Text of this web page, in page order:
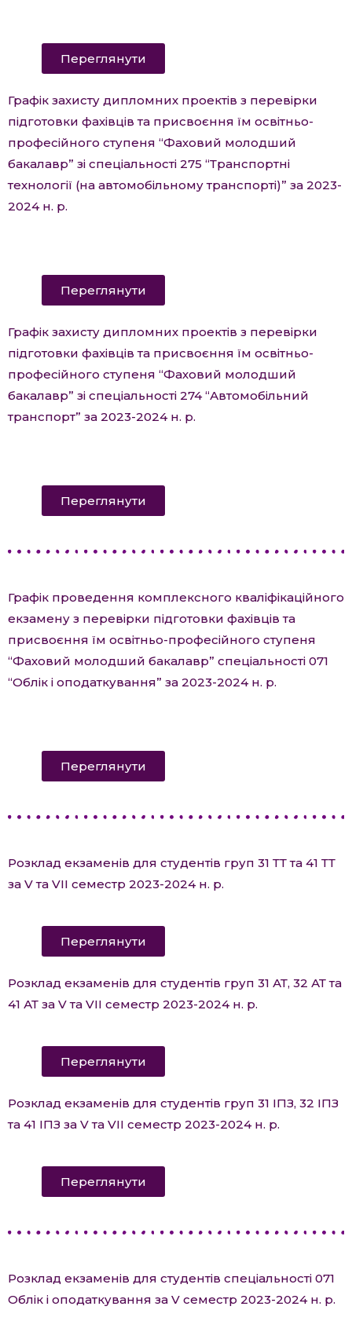
Переглянути
Графік захисту дипломних проектів з перевірки
підготовки фахівців та присвоєння їм освітньо-
професійного ступеня “Фаховий молодший
бакалавр” зі спеціальності 275 “Транспортні
технології (на автомобільному транспорті)” за 2023-
2024 н. р.
Переглянути
Графік захисту дипломних проектів з перевірки
підготовки фахівців та присвоєння їм освітньо-
професійного ступеня “Фаховий молодший
бакалавр” зі спеціальності 274 “Автомобільний
транспорт” за 2023-2024 н. р.
Переглянути
Графік проведення комплексного кваліфікаційного
екзамену з перевірки підготовки фахівців та
присвоєння їм освітньо-професійного ступеня
“Фаховий молодший бакалавр” спеціальності 071
“Облік і оподаткування” за 2023-2024 н. р.
Переглянути
Розклад екзаменів для студентів груп 31 ТТ та 41 ТТ
за V та VII семестр 2023-2024 н. р.
Переглянути
Розклад екзаменів для студентів груп 31 АТ, 32 АТ та
41 АТ за V та VII семестр 2023-2024 н. р.
Переглянути
Розклад екзаменів для студентів груп 31 ІПЗ, 32 ІПЗ
та 41 ІПЗ за V та VII семестр 2023-2024 н. р.
Переглянути
Розклад екзаменів для студентів спеціальності 071
Облік і оподаткування за V семестр 2023-2024 н. р.